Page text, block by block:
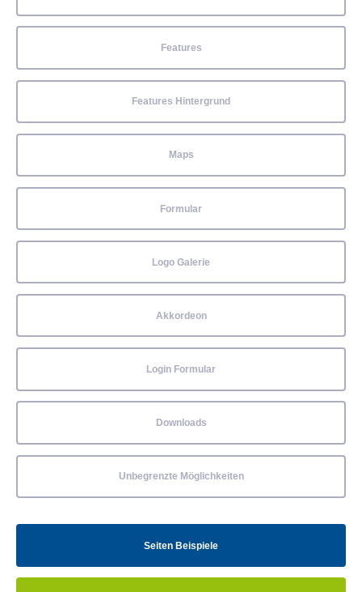
Features
Features Hintergrund
Maps
Formular
Logo Galerie
Akkordeon
Login Formular
Downloads
Unbegrenzte Möglichkeiten
Seiten Beispiele